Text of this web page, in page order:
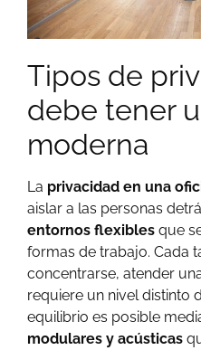
Tipos de
debe tener
moderna
La privacidad en una
aislar a las personas
entornos flexibles que
formas de trabajo. Cada
concentrarse, atender
requiere un nivel distinto
equilibrio es posible
modulares y acústicas